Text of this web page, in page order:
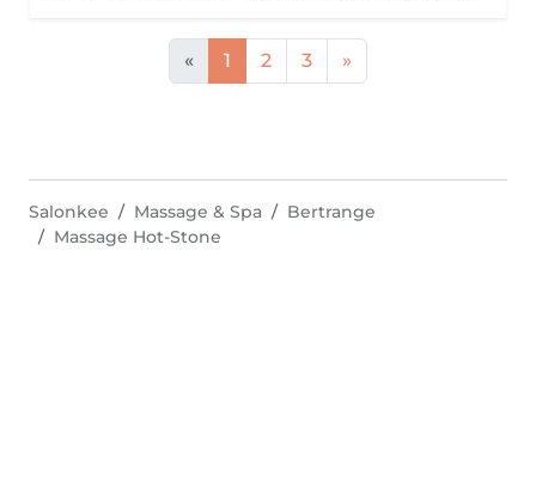
« 1 2 3 »
Salonkee Massage & Spa
Bertrange
Massage Hot-Stone